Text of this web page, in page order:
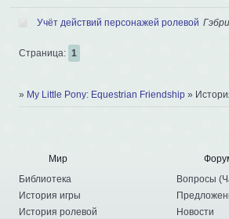
Учёт действий персонажей ролевой
Страница: 1
» My Little Pony: Equestrian Friendship »
Мир
Библиотека
История игры
История ролевой
Вопросы (
Новости